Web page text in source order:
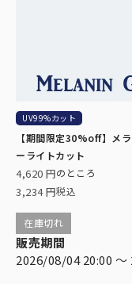
UV99%カット
【期間限定30%off】メ
ーライトカット
4,620 のところ
3,234 税込
在庫切れ
販売期間
2026/08/04 20:00 〜